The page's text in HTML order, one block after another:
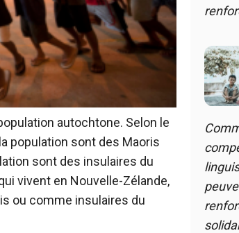
autochtone. Selon le
population sont des Maoris
sont des insulaires du
vivent en Nouvelle-Zélande,
ou comme insulaires du